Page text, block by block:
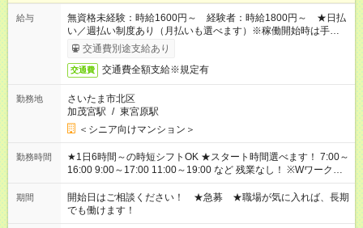
給与
無資格未経験：時給1600円～ 経験者：時給1800円～ ★日払
い／週払い制度あり（月払いも選べます）※稼働開始時は手続き
完了次第のお支払いとなります。
交通費別途支給あり
交通費 交通費全額支給※規定有
勤務地
さいたま市北区
加茂宮駅 / 東宮原駅
＜シニア向けマンション＞
勤務時間
★1日6時間～の時短シフトOK ★スタート時間選べます！ 7:00～
16:00 9:00～17:00 11:00～19:00 など 残業なし！ ※Wワークの
場合、他のお仕事と合わせ週40時間超の就業はご案内できませ
ん ※法令に基づき、週20時間以上勤務は社会保険への加入対象
となります ※労働者派遣法（日雇い派遣の原則禁止）により、
短時間・短期間の就業はご案内が難しい場合があります
期間
開始日はご相談ください！ ★急募 ★職場が気に入れば、長期
でも働けます！